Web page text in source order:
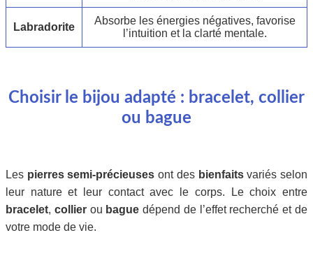
Labradorite
Absorbe les énergies négatives, favorise
l’intuition et la clarté mentale.
Choisir le bijou adapté : bracelet, collier
ou bague
Les pierres semi-précieuses ont des bienfaitsvariés selon
leur nature et leur contact avec le corps. Le choix entre
bracelet, collierou bague dépend de l’effet recherché et de
votre mode de vie.